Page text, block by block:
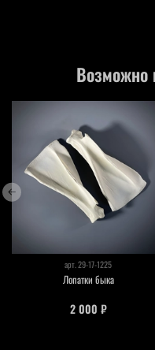
Возможно
арт.29-17-1225
Лопатки быка
2 000 ₽